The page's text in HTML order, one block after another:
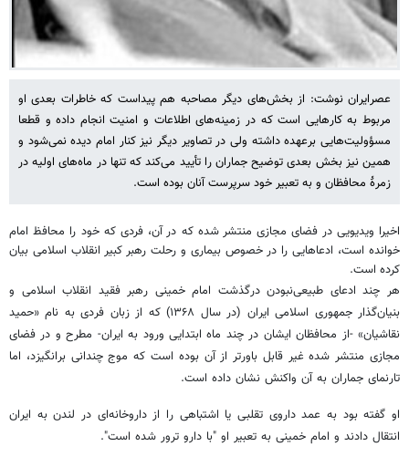
عصرایران نوشت: از بخش‌های دیگر مصاحبه هم پیداست که خاطرات بعدی او
مربوط به کارهایی است که در زمینه‌های اطلاعات و امنیت انجام داده و قطعا
مسؤولیت‌هایی برعهده داشته ولی در تصاویر دیگر نیز کنار امام دیده نمی‌شود و
همین نیز بخش بعدی توضیح جماران را تأیید می‌کند که تنها در ماه‌های اولیه در
زمرۀ محافظان و به تعبیر خود سرپرست آنان بوده است.
اخیرا ویدیویی در فضای مجازی منتشر شده که در آن، فردی که خود را محافظ امام
خوانده است، ادعاهایی را در خصوص بیماری و رحلت رهبر کبیر انقلاب اسلامی بیان
کرده است.
هر چند ادعای طبیعی‌نبودن درگذشت امام خمینی رهبر فقید انقلاب اسلامی و
بنیان‌گذار جمهوری اسلامی ایران (‌در سال ۱۳۶۸) که از زبان فردی به نام «حمید
نقاشیان» -از محافظان ایشان در چند ماه ابتدایی ورود به ایران- مطرح و در فضای
مجازی منتشر شده غیر قابل باورتر از آن بوده است که موج چندانی برانگیزد، اما
تارنمای جماران به آن واکنش نشان داده است.
او گفته بود به عمد داروی تقلبی یا اشتباهی را از داروخانه‌ای در لندن به ایران
انتقال دادند و امام خمینی به تعبیر او "با دارو ترور شده است".